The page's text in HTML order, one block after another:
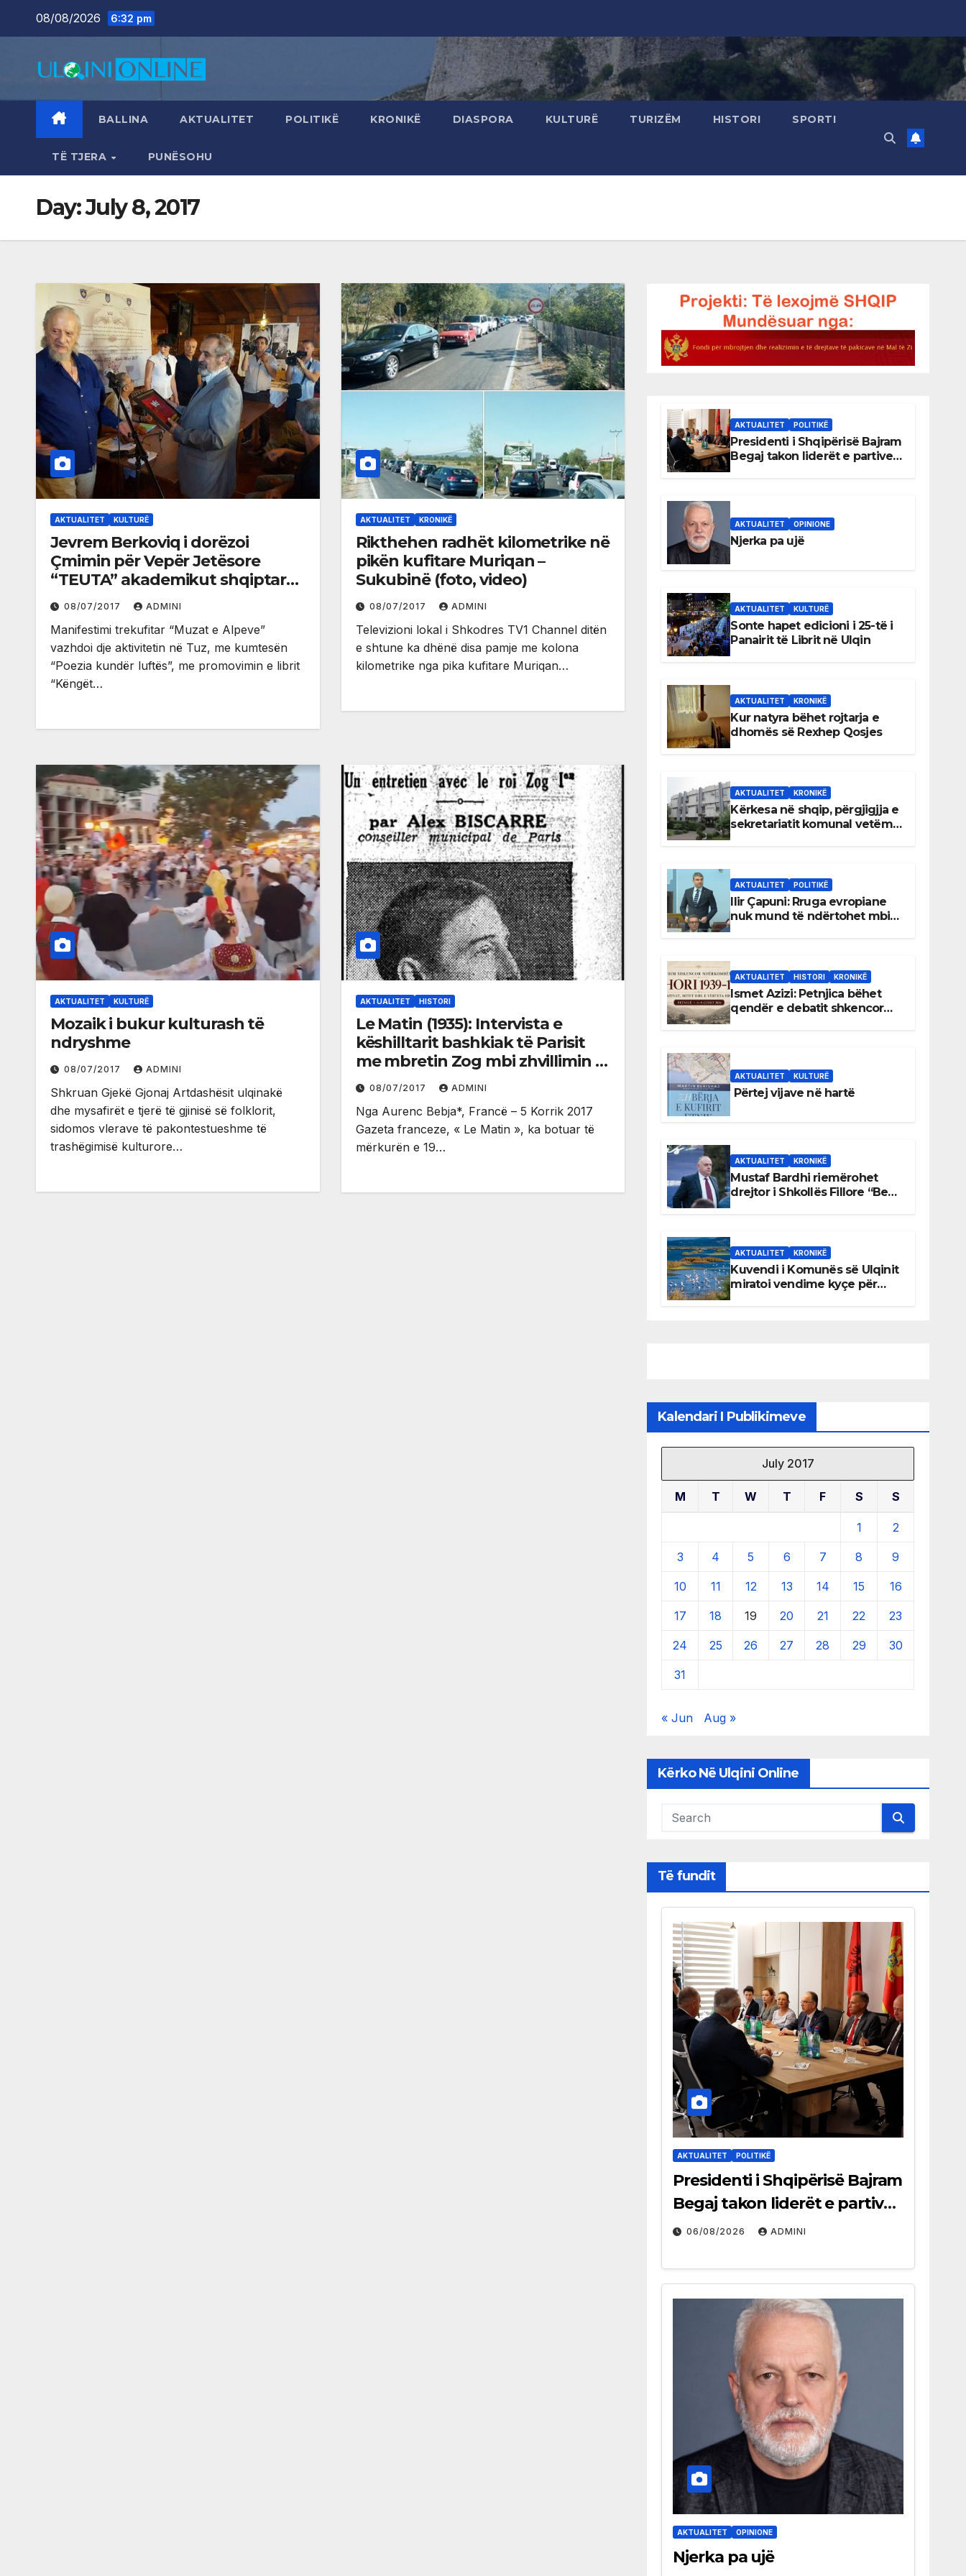
08/08/2026 6:32 pm
BALLINA AKTUALITET POLITIKË KRONIKË DIASPORA KULTURË TURIZËM HISTORI SPORTI
TË TJERA PUNËSOHU
Day:July 8, 2017
AKTUALITET KULTURË
Jevrem Berkoviq i dorëzoi
Çmimin për Vepër Jetësore
“TEUTA” akademikut shqiptar
Moikom Zeqo
08/07/2017 ADMINI
Manifestimi trekufitar “Muzat e Alpeve”
vazhdoi dje aktivitetin në Tuz, me kumtesën
“Poezia kundër luftës”, me promovimin e librit
“Këngët…
AKTUALITET KRONIKË
Rikthehen radhët kilometrike në
pikën kufitare Muriqan –
Sukubinë (foto, video)
08/07/2017 ADMINI
Televizioni lokal i Shkodres TV1 Channel ditën
e shtune ka dhënë disa pamje me kolona
kilometrike nga pika kufitare Muriqan…
AKTUALITET KULTURË
Mozaik i bukur kulturash të
ndryshme
08/07/2017 ADMINI
Shkruan Gjekë Gjonaj Artdashësit ulqinakë
dhe mysafirët e tjerë të gjinisë së folklorit,
sidomos vlerave të pakontestueshme të
trashëgimisë kulturore…
AKTUALITET HISTORI
Le Matin (1935): Intervista e
këshilltarit bashkiak të Parisit
me mbretin Zog mbi zhvillimin e
Shqipërisë
08/07/2017 ADMINI
Nga Aurenc Bebja*, Francë – 5 Korrik 2017
Gazeta franceze, « Le Matin », ka botuar të
mërkurën e 19…
AKTUALITET POLITIKË
Presidenti i Shqipërisë Bajram
Begaj takon liderët e partive
AKTUALITET OPINIONE
Njerka pa ujë
AKTUALITET KULTURË
Sonte hapet edicioni i 25-të i
Panairit të Librit në Ulqin
AKTUALITET KRONIKË
Kur natyra bëhet rojtarja e
dhomës së Rexhep Qosjes
AKTUALITET KRONIKË
Kërkesa në shqip, përgjigjja e
sekretariatit komunal vetëm
AKTUALITET POLITIKË
Ilir Çapuni: Rruga evropiane
nuk mund të ndërtohet mbi
AKTUALITET HISTORI KRONIKË
Ismet Azizi: Petnjica bëhet
qendër e debatit shkencor
AKTUALITET KULTURË
Përtej vijave në hartë
AKTUALITET KRONIKË
Mustaf Bardhi riemërohet
drejtor i Shkollës Fillore “Bedri
AKTUALITET KRONIKË
Kuvendi i Komunës së Ulqinit
miratoi vendime kyçe për
Kalendari I Publikimeve
July 2017
M T W T F S S
1 2
3 4 5 6 7 8 9
10 11 12 13 14 15 16
17 18 19 20 21 22 23
24 25 26 27 28 29 30
31
« Jun Aug »
Kërko Në Ulqini Online
Të fundit
AKTUALITET POLITIKË
Presidenti i Shqipërisë Bajram
Begaj takon liderët e partive
shqiptare në Ulqin
06/08/2026 ADMINI
AKTUALITET OPINIONE
Njerka pa ujë